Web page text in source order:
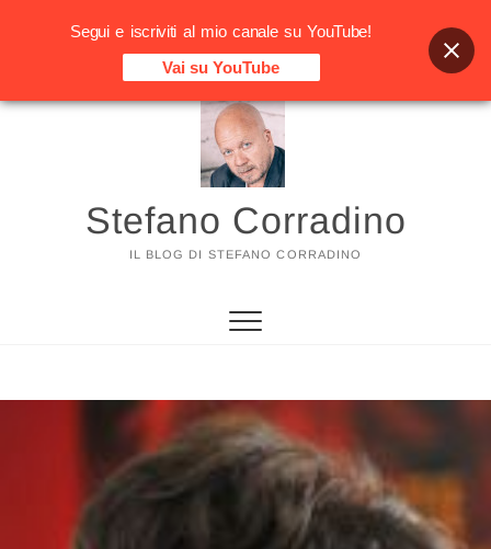
Vai
Stefano Corradino
IL BLOG DI STEFANO CORRADINO
Segui e iscriviti al mio canale su YouTube!
Vai su YouTube